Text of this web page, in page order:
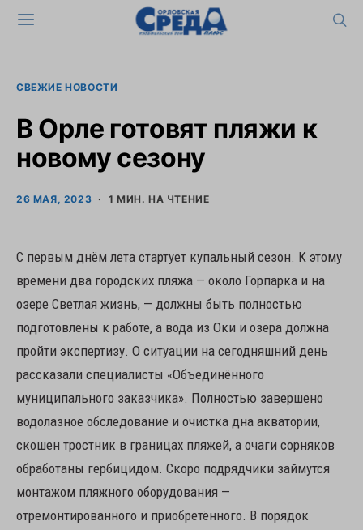
СВЕЖИЕ НОВОСТИ
В Орле готовят пляжи к
новому сезону
26 МАЯ, 2023 1 МИН. НА ЧТЕНИЕ
С первым днём лета стартует купальный сезон. К этому
времени два городских пляжа — около Горпарка и на
озере Светлая жизнь, — должны быть полностью
подготовлены к работе, а вода из Оки и озера должна
пройти экспертизу. О ситуации на сегодняшний день
рассказали специалисты «Объединённого
муниципального заказчика». Полностью завершено
водолазное обследование и очистка дна акватории,
скошен тростник в границах пляжей, а очаги сорняков
обработаны гербицидом. Скоро подрядчики займутся
монтажом пляжного оборудования —
отремонтированного и приобретённого. В порядок